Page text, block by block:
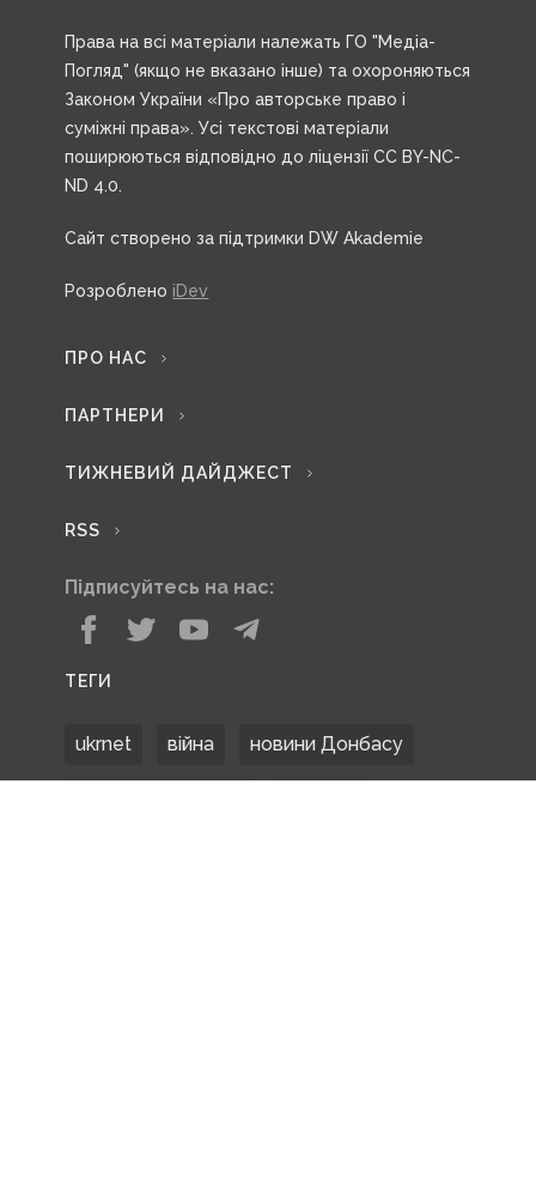
Права на всі матеріали належать ГО "Медіа-
Погляд" (якщо не вказано інше) та охороняються
Законом України «Про авторське право і
суміжні права». Усі текстові матеріали
поширюються відповідно до ліцензії CC BY-NC-
ND 4.0.
Сайт створено за підтримки DW Akademie
Розроблено iDev
ПРО НАС
ПАРТНЕРИ
ТИЖНЕВИЙ ДАЙДЖЕСТ
RSS
Підписуйтесь на нас:
ТЕГИ
ukrnet війна новини Донбасу